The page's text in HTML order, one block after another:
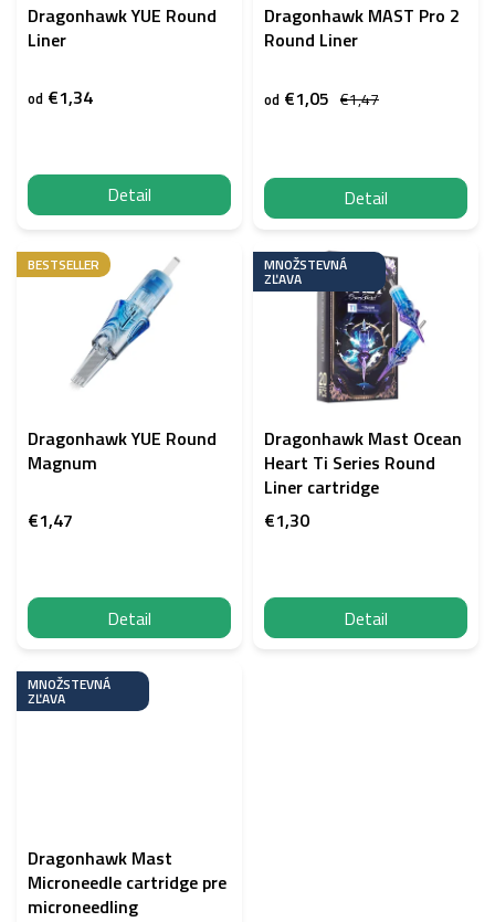
Dragonhawk YUE Round
Liner
od €1,34
Detail
Dragonhawk MAST Pro 2
Round Liner
€1,47
od €1,05
Detail
BESTSELLER
Dragonhawk YUE Round
Magnum
€1,47
Detail
MNOŽSTEVNÁ
ZĽAVA
Dragonhawk Mast Ocean
Heart Ti Series Round
Liner cartridge
€1,30
Detail
MNOŽSTEVNÁ
ZĽAVA
Dragonhawk Mast
Microneedle cartridge pre
microneedling